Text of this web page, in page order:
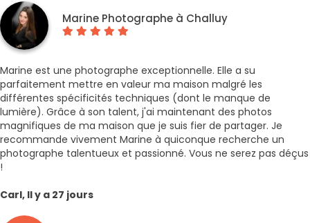
Marine Photographe à Challuy
Marine est une photographe exceptionnelle. Elle a su
parfaitement mettre en valeur ma maison malgré les
différentes spécificités techniques (dont le manque de
lumière). Grâce à son talent, j'ai maintenant des photos
magnifiques de ma maison que je suis fier de partager. Je
recommande vivement Marine à quiconque recherche un
photographe talentueux et passionné. Vous ne serez pas déçus
!
Carl, Il y a 27 jours